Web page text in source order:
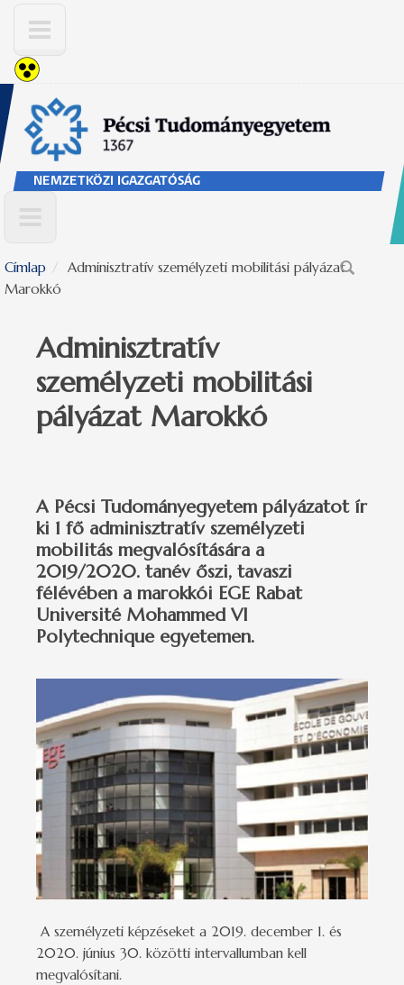
NEMZETKÖZI IGAZGATÓSÁG
Keresés űrlap
Címlap
Adminisztratív személyzeti mobilitási pályázat
Marokkó
Adminisztratív
személyzeti mobilitási
pályázat Marokkó
A Pécsi Tudományegyetem pályázatot ír
ki 1 fő adminisztratív személyzeti
mobilitás megvalósítására a
2019/2020. tanév őszi, tavaszi
félévében a marokkói EGE Rabat
Université Mohammed VI
Polytechnique egyetemen.
A személyzeti képzéseket a 2019. december 1. és
2020. június 30. közötti intervallumban kell
megvalósítani.